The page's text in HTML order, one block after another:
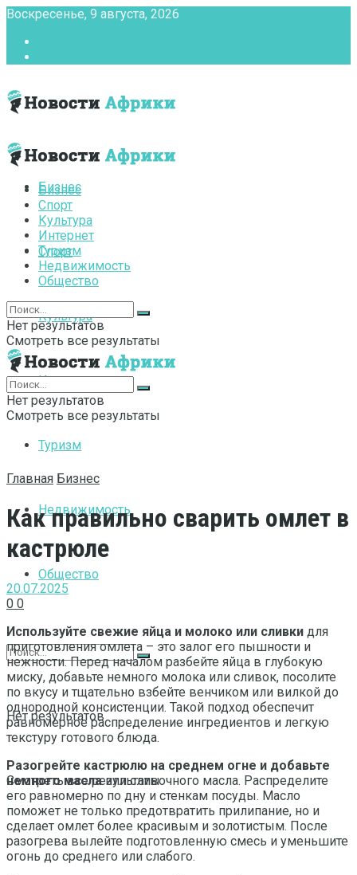
Воскресенье, 9 августа, 2026
Бизнес
Спорт
Культура
Интернет
Туризм
Недвижимость
Общество
Нет результатов
Смотреть все результаты
Бизнес
Спорт
Культура
Интернет
Туризм
Недвижимость
Общество
Нет результатов
Смотреть все результаты
Нет результатов
Смотреть все результаты
Главная Бизнес
Как правильно сварить омлет в
кастрюле
20.07.2025
0 0
Используйте свежие яйца и молоко или сливки для
приготовления омлета – это залог его пышности и
нежности. Перед началом разбейте яйца в глубокую
миску, добавьте немного молока или сливок, посолите
по вкусу и тщательно взбейте венчиком или вилкой до
однородной консистенции. Такой подход обеспечит
равномерное распределение ингредиентов и легкую
текстуру готового блюда.
Разогрейте кастрюлю на среднем огне и добавьте
немного маслаили сливочного масла. Распределите
его равномерно по дну и стенкам посуды. Масло
поможет не только предотвратить прилипание, но и
сделает омлет более красивым и золотистым. После
разогрева вылейте подготовленную смесь и уменьшите
огонь до среднего или слабого.